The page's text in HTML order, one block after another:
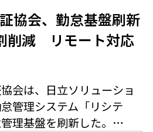
協会、勤怠基盤刷新
削減 リモート対応
会は、日立ソリューショ
管理システム「リシテ
理基盤を刷新した。…